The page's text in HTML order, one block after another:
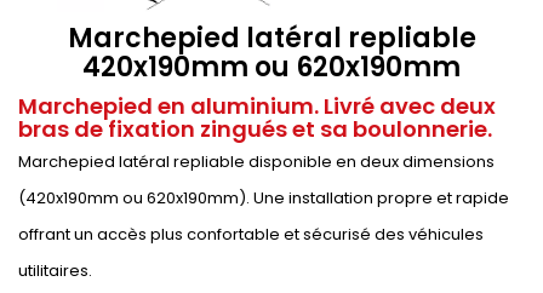
Marchepied latéral repliable
420x190mm ou 620x190mm
Marchepied en aluminium. Livré avec deux
bras de fixation zingués et sa boulonnerie.
Marchepied latéral repliable disponible en deux dimensions
(420x190mm ou 620x190mm). Une installation propre et rapide
offrant un accès plus confortable et sécurisé des véhicules
utilitaires.